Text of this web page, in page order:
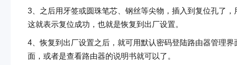
3、之后用牙签或圆珠笔芯、钢丝等尖物，插入到复位孔了
这就表示复位成功，也就是恢复到出厂设置。
4、恢复到出厂设置之后，就可用默认密码登陆路由器管理
面，或者是查看路由器的说明书就可以了。